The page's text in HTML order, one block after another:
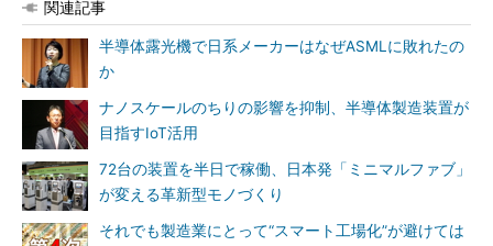
関連記事
半導体露光機で日系メーカーはなぜASMLに敗れたの
か
ナノスケールのちりの影響を抑制、半導体製造装置が
目指すIoT活用
72台の装置を半日で稼働、日本発「ミニマルファブ」
が変える革新型モノづくり
それでも製造業にとって“スマート工場化”が避けては